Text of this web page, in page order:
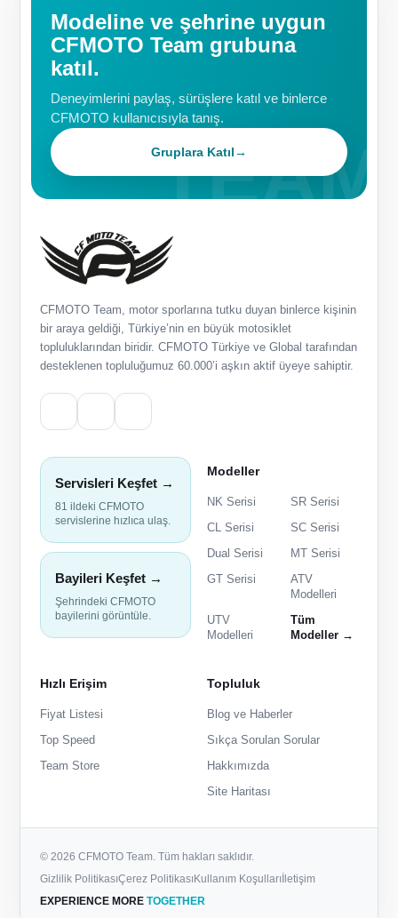
Modeline ve şehrine uygun
CFMOTO Team grubuna
katıl.
Deneyimlerini paylaş, sürüşlere katıl ve binlerce
CFMOTO kullanıcısıyla tanış.
Gruplara Katıl→
CFMOTO Team, motor sporlarına tutku duyan binlerce kişinin
bir araya geldiği, Türkiye’nin en büyük motosiklet
topluluklarından biridir. CFMOTO Türkiye ve Global tarafından
desteklenen topluluğumuz 60.000’i aşkın aktif üyeye sahiptir.
Servisleri Keşfet →
81 ildeki CFMOTO
servislerine hızlıca ulaş.
Bayileri Keşfet →
Şehrindeki CFMOTO
bayilerini görüntüle.
Modeller
NK Serisi
SR Serisi
CL Serisi
SC Serisi
Dual Serisi
MT Serisi
GT Serisi
ATV
Modelleri
UTV
Modelleri
Tüm
Modeller →
Hızlı Erişim
Fiyat Listesi
Top Speed
Team Store
Topluluk
Blog ve Haberler
Sıkça Sorulan Sorular
Hakkımızda
Site Haritası
© 2026 CFMOTO Team. Tüm hakları saklıdır.
Gizlilik PolitikasıÇerez PolitikasıKullanım Koşulları İletişim
EXPERIENCE MORE TOGETHER